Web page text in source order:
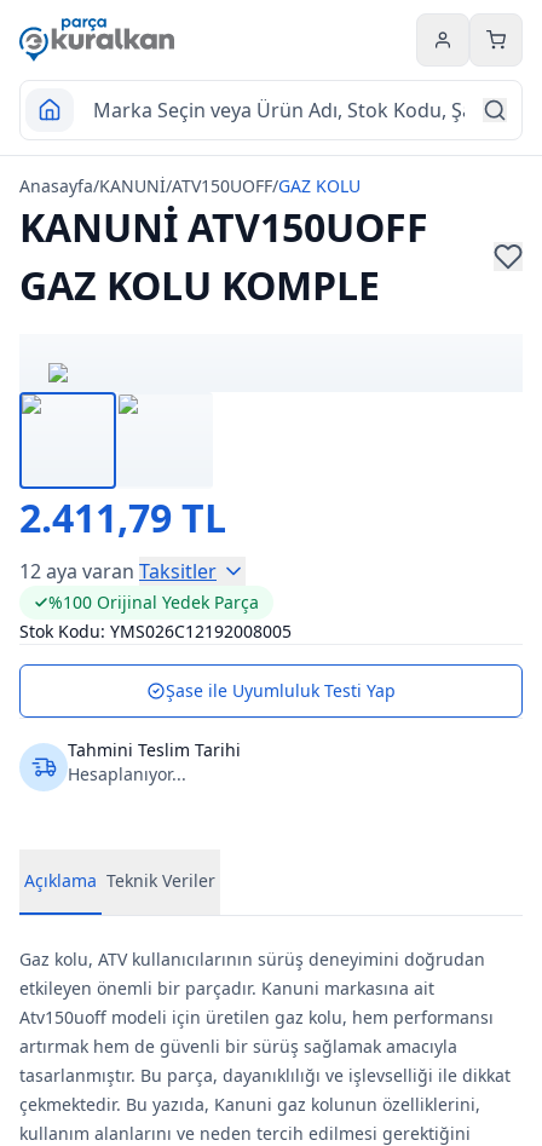
Hesabım
Anasayfa/KANUNİ/ATV150UOFF/GAZ KOLU
KANUNİ ATV150UOFF
GAZ KOLU KOMPLE
2.411,79 TL
12 aya varan Taksitler
%100 Orijinal Yedek Parça
Stok Kodu: YMS026C12192008005
Şase ile Uyumluluk Testi Yap
Tahmini Teslim Tarihi
Hesaplanıyor...
Açıklama Teknik Veriler
Gaz kolu, ATV kullanıcılarının sürüş deneyimini doğrudan
etkileyen önemli bir parçadır. Kanuni markasına ait
Atv150uoff modeli için üretilen gaz kolu, hem performansı
artırmak hem de güvenli bir sürüş sağlamak amacıyla
tasarlanmıştır. Bu parça, dayanıklılığı ve işlevselliği ile dikkat
çekmektedir. Bu yazıda, Kanuni gaz kolunun özelliklerini,
kullanım alanlarını ve neden tercih edilmesi gerektiğini